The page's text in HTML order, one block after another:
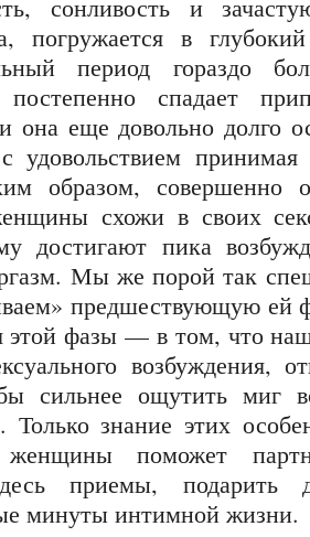
сонливость и
погружается в
период гораздо
спадает
она еще довольно долго
удовольствием
образом, совершенно
схожи в своих
достигают пика
Мы же порой так
предшествующую ей
этой фазы — в том, что
возбуждения,
сильнее ощутить миг
Только знание этих
поможет
приемы, подарить
минуты интимной жизни.